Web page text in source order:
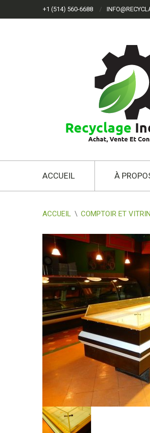
+1 (514) 560-6688
ACCUEIL À
ACCUEIL \ COMPTOIR ET